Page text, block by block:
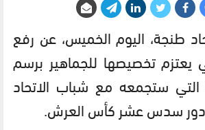
طنجة، اليوم الخميس، عن رفع
يعتزم تخصيصها للجماهير برسم
التي ستجمعه مع شباب الاتحاد
دور سدس عشر كأس العرش.